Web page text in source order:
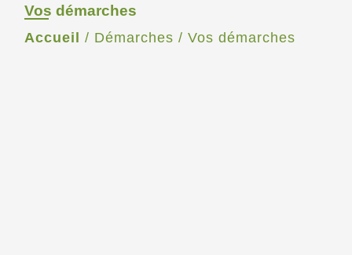
Vos démarches
Accueil / Démarches / Vos démarches